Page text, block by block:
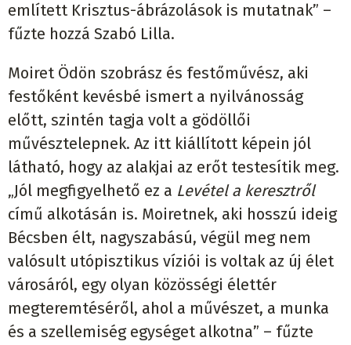
említett Krisztus-ábrázolások is mutatnak” –
fűzte hozzá Szabó Lilla.
Moiret Ödön szobrász és festőművész, aki
festőként kevésbé ismert a nyilvánosság
előtt, szintén tagja volt a gödöllői
művésztelepnek. Az itt kiállított képein jól
látható, hogy az alakjai az erőt testesítik meg.
„Jól megfigyelhető ez a Levétel a keresztről
című alkotásán is. Moiretnek, aki hosszú ideig
Bécsben élt, nagyszabású, végül meg nem
valósult utópisztikus víziói is voltak az új élet
városáról, egy olyan közösségi élettér
megteremtéséről, ahol a művészet, a munka
és a szellemiség egységet alkotna” – fűzte